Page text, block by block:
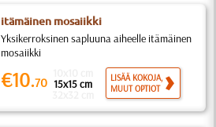
itämäinen mosaiikki
Yksikerroksinen sapluuna aiheelle itämäinen
mosaiikki
€10.70 15x15 cm
LISÄÄ KOKOJA,
MUUT OPTIOT